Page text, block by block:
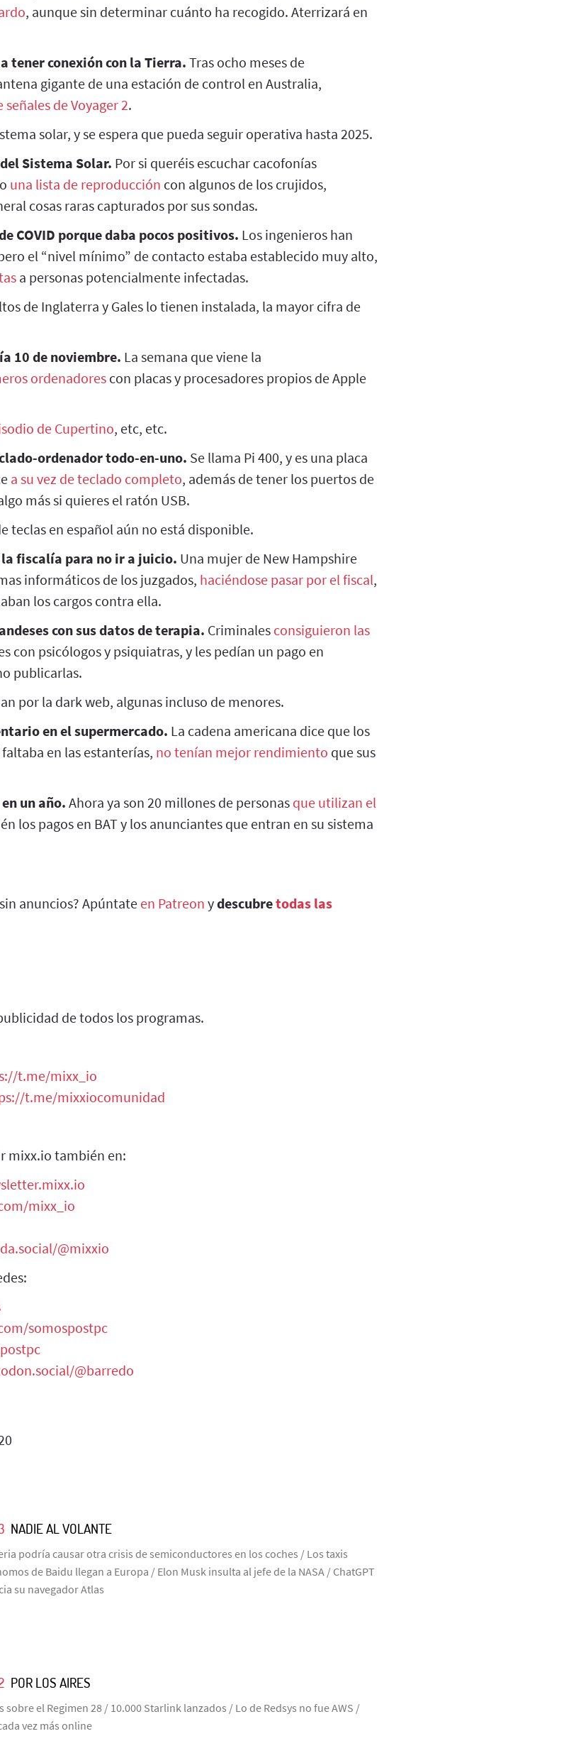
, aunque sin determinar cuánto ha recogido. Aterrizará en
tener conexión con la Tierra.Tras ocho meses de
gigante de una estación de control en Australia,
de Voyager 2.
solar, y se espera que pueda seguir operativa hasta 2025.
Sistema Solar. Por si queréis escuchar cacofonías
una lista de reproducción con algunos de los crujidos,
cosas raras capturados por sus sondas.
COVID porque daba pocos positivos. Los ingenieros han
el “nivel mínimo” de contacto estaba establecido muy alto,
a personas potencialmente infectadas.
de Inglaterra y Gales lo tienen instalada, la mayor cifra de
10 de noviembre. La semana que viene la
ordenadores con placas y procesadores propios de Apple
de Cupertino, etc, etc.
ordenador todo-en-uno. Se llama Pi 400, y es una placa
a su vez de teclado completo, además de tener los puertos de
más si quieres el ratón USB.
teclas en español aún no está disponible.
fiscalía para no ir a juicio. Una mujer de New Hampshire
informáticos de los juzgados, haciéndose pasar por el fiscal,
los cargos contra ella.
con sus datos de terapia. Criminales consiguieron las
con psicólogos y psiquiatras, y les pedían un pago en
publicarlas.
por la dark web, algunas incluso de menores.
en el supermercado. La cadena americana dice que los
en las estanterías, no tenían mejor rendimiento que sus
un año.Ahora ya son 20 millones de personas que utilizan el
los pagos en BAT y los anunciantes que entran en su sistema
anuncios? Apúntateen Patreon ydescubretodas las
de todos los programas.
t.me/mixx_io
t.me/mixxiocomunidad
mixx.io también en:
mixx_io
@mixxio
somospostpc
@barredo
NADIE AL VOLANTE
podría causar otra crisis de semiconductores en los coches / Los taxis
de Baidu llegan a Europa / Elon Musk insulta al jefe de la NASA / ChatGPT
su navegador Atlas
POR LOS AIRES
sobre el Regimen 28 / 10.000 Starlink lanzados / Lo de Redsys no fue AWS /
vez más online